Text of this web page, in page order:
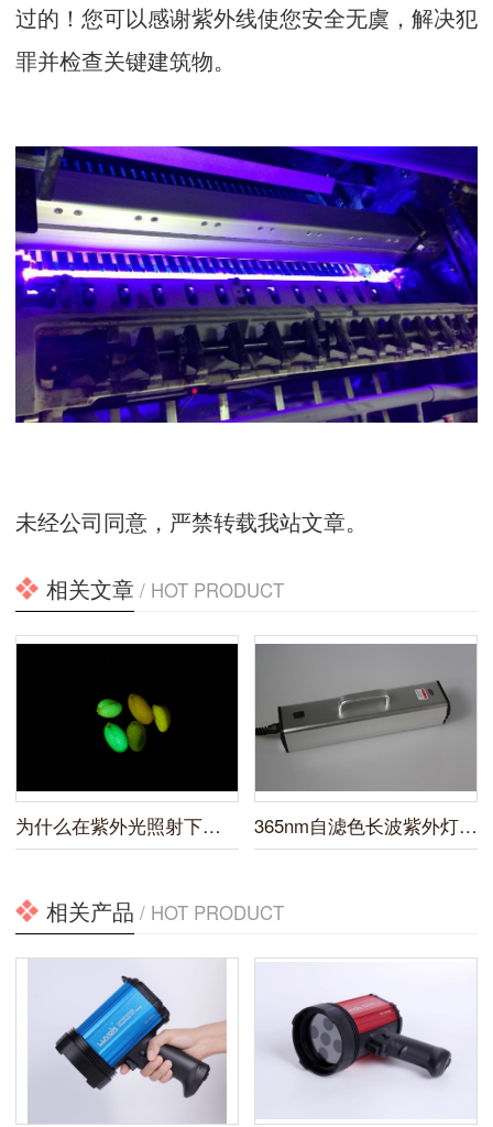
过的！您可以感谢紫外线使您安全无虞，解决犯
罪并检查关键建筑物。
未经公司同意，严禁转载我站文章。
相关文章 / HOT PRODUCT
为什么在紫外光照射下绿色荧光蛋白能发光？ 365nm自滤色长波紫外灯有哪几种？
相关产品 / HOT PRODUCT